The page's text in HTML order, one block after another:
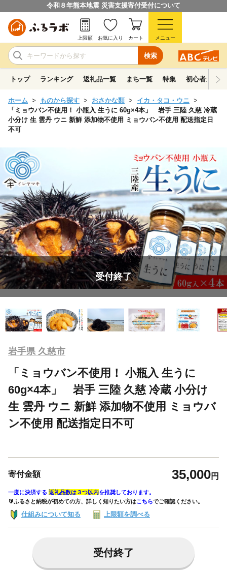
令和８年熊本地震 災害支援寄付受付について
検索
上限額 お気に入り カート メニュー
トップ ランキング 返礼品一覧 まち一覧 特集 初心者ガイド
ホーム ものから探す おさかな類
イカ・タコ・ウニ
「ミョウバン不使用！ 小瓶入 生うに 60g×4本」 岩手 三陸 久慈 冷蔵
小分け 生 雲丹 ウニ 新鮮 添加物不使用 ミョウバン不使用 配送指定日
不可
受付終了
岩手県 久慈市
「ミョウバン不使用！ 小瓶入 生うに
60g×4本」 岩手 三陸 久慈 冷蔵 小分け
生 雲丹 ウニ 新鮮 添加物不使用 ミョウバ
ン不使用 配送指定日不可
寄付金額 35,000円
一度に決済する 返礼品数は３つ以内を推奨しております。
🔰ふるさと納税が初めての方、詳しく知りたい方はこちらでご確認ください。
仕組みについて知る 上限額を調べる
受付終了